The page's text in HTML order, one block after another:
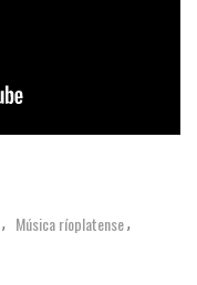
, Música ríoplatense,